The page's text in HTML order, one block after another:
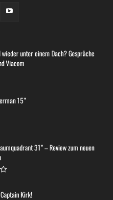
unter einem Dach? Gespräche
Viacom
15”
31” – Review zum neuen
Kirk!